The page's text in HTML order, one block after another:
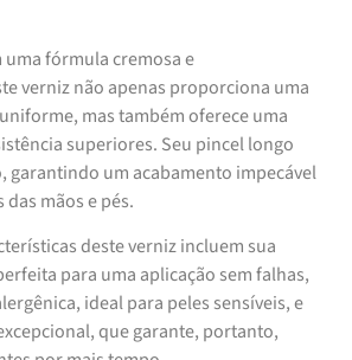
uma fórmula cremosa e
verniz não apenas proporciona uma
mas também oferece uma
superiores. Seu pincel longo
garantindo um acabamento impecável
mãos e pés.
deste verniz incluem sua
para uma aplicação sem falhas,
ideal para peles sensíveis, e
que garante, portanto,